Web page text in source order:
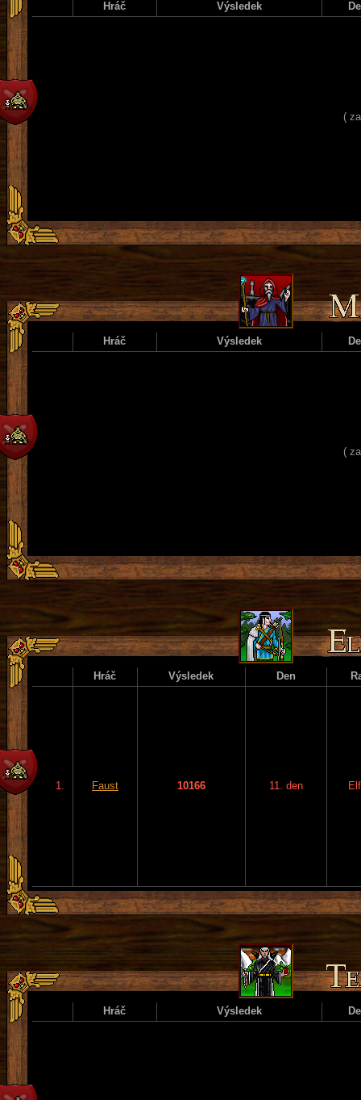
Hráč Výsledek
(
Hráč Výsledek
(
Hráč Výsledek Den
1. Faust 10166 11. den
Hráč Výsledek